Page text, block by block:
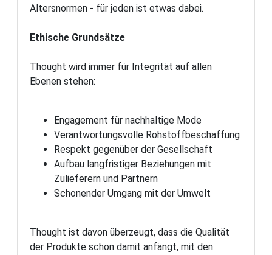
Altersnormen - für jeden ist etwas dabei.
Ethische Grundsätze
Thought wird immer für Integrität auf allen
Ebenen stehen:
Engagement für nachhaltige Mode
Verantwortungsvolle Rohstoffbeschaffung
Respekt gegenüber der Gesellschaft
Aufbau langfristiger Beziehungen mit
Zulieferern und Partnern
Schonender Umgang mit der Umwelt
Thought ist davon überzeugt, dass die Qualität
der Produkte schon damit anfängt, mit den